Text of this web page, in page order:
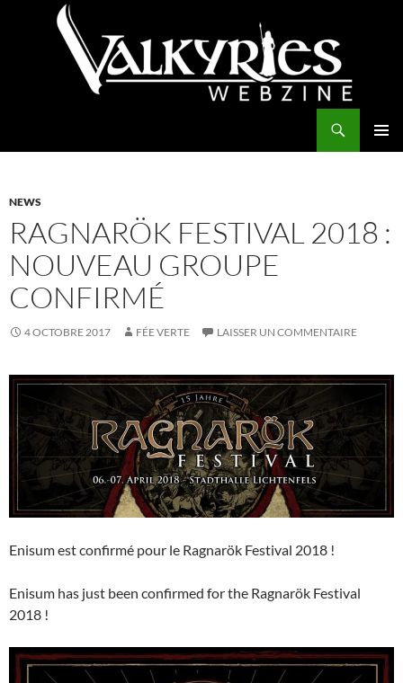
NEWS
RAGNARÖK FESTIVAL 2018 :
NOUVEAU GROUPE
CONFIRMÉ
4 OCTOBRE 2017 FÉE VERTE LAISSER UN COMMENTAIRE
Enisum est confirmé pour le Ragnarök Festival 2018 !
Enisum has just been confirmed for the Ragnarök Festival
2018 !